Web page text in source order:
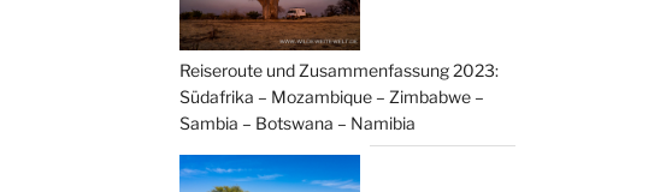
Reiseroute und Zusammenfassung 2023:
Südafrika – Mozambique – Zimbabwe –
Sambia – Botswana – Namibia